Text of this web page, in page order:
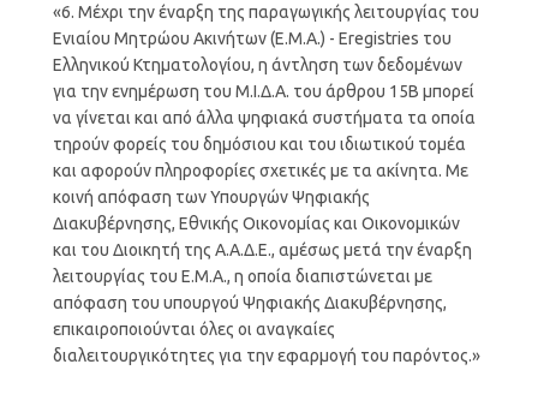
«6. Μέχρι την έναρξη της παραγωγικής λειτουργίας του
Ενιαίου Μητρώου Ακινήτων (Ε.Μ.Α.) - Εregistries του
Ελληνικού Κτηματολογίου, η άντληση των δεδομένων
για την ενημέρωση του Μ.Ι.Δ.Α. του άρθρου 15Β μπορεί
να γίνεται και από άλλα ψηφιακά συστήματα τα οποία
τηρούν φορείς του δημόσιου και του ιδιωτικού τομέα
και αφορούν πληροφορίες σχετικές με τα ακίνητα. Με
κοινή απόφαση των Υπουργών Ψηφιακής
Διακυβέρνησης, Εθνικής Οικονομίας και Οικονομικών
και του Διοικητή της Α.Α.Δ.Ε., αμέσως μετά την έναρξη
λειτουργίας του Ε.Μ.Α., η οποία διαπιστώνεται με
απόφαση του υπουργού Ψηφιακής Διακυβέρνησης,
επικαιροποιούνται όλες οι αναγκαίες
διαλειτουργικότητες για την εφαρμογή του παρόντος.»